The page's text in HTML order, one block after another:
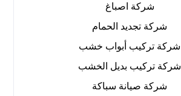
شركة اصباغ
شركة تجديد الحمام
شركة تركيب أبواب خشب
شركة تركيب بديل الخشب
شركة صيانة سباكة